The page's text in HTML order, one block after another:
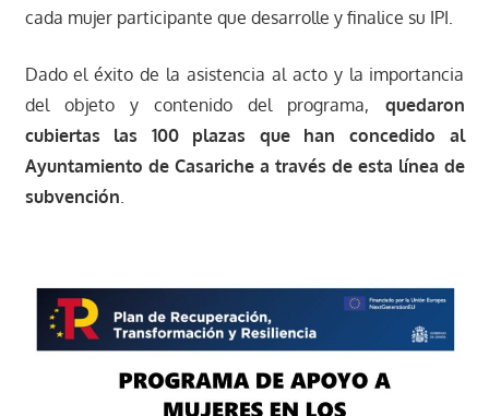
cada mujer participante que desarrolle y finalice su IPI.
Dado el éxito de la asistencia al acto y la importancia
del objeto y contenido del programa, quedaron
cubiertas las 100 plazas que han concedido al
Ayuntamiento de Casariche a través de esta línea de
subvención.